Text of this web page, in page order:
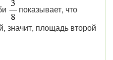
показывает, что
значит, площадь второй